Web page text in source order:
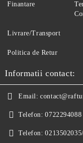
Finantare
Livrare/Transport
Politica de Retur
Informatii contact:
Email:
Telefon: 0722294088
Telefon: